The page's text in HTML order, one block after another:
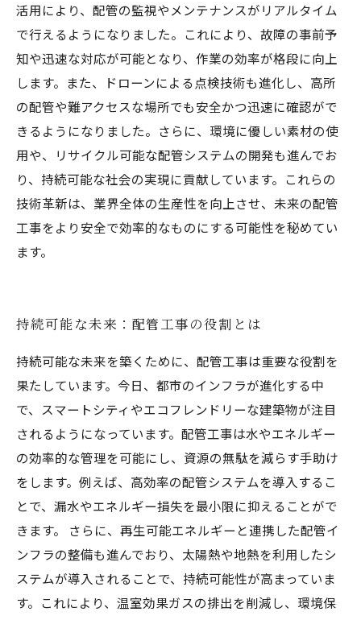
活用により、配管の監視やメンテナンスがリアルタイム
で行えるようになりました。これにより、故障の事前予
知や迅速な対応が可能となり、作業の効率が格段に向上
します。また、ドローンによる点検技術も進化し、高所
の配管や難アクセスな場所でも安全かつ迅速に確認がで
きるようになりました。さらに、環境に優しい素材の使
用や、リサイクル可能な配管システムの開発も進んでお
り、持続可能な社会の実現に貢献しています。これらの
技術革新は、業界全体の生産性を向上させ、未来の配管
工事をより安全で効率的なものにする可能性を秘めてい
ます。
持続可能な未来：配管工事の役割とは
持続可能な未来を築くために、配管工事は重要な役割を
果たしています。今日、都市のインフラが進化する中
で、スマートシティやエコフレンドリーな建築物が注目
されるようになっています。配管工事は水やエネルギー
の効率的な管理を可能にし、資源の無駄を減らす手助け
をします。例えば、高効率の配管システムを導入するこ
とで、漏水やエネルギー損失を最小限に抑えることがで
きます。 さらに、再生可能エネルギーと連携した配管イ
ンフラの整備も進んでおり、太陽熱や地熱を利用したシ
ステムが導入されることで、持続可能性が高まっていま
す。これにより、温室効果ガスの排出を削減し、環境保